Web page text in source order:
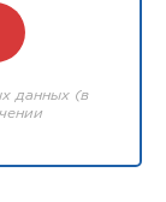
данных (в